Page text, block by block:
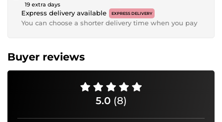
19 extra days
Express delivery available EXPRESS DELIVERY
You can choose a shorter delivery time when you pay
Buyer reviews
5.0 (8)